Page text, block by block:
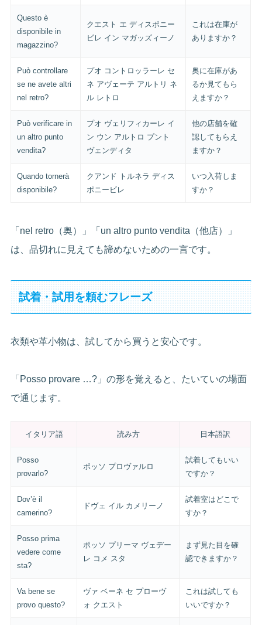
Questo è
disponibile in
magazzino?
クエスト エ ディスポニー
ビレ イン マガッズィーノ
これは在庫が
ありますか？
Può controllare
se ne avete altri
nel retro?
プオ コントロッラーレ セ
ネ アヴェーテ アルトリ ネ
ル レトロ
奥に在庫があ
るか見てもら
えますか？
Può verificare in
un altro punto
vendita?
プオ ヴェリフィカーレ イ
ン ウン アルトロ プント
ヴェンディタ
他の店舗を確
認してもらえ
ますか？
Quando tornerà
disponibile?
クアンド トルネラ ディス
ポニービレ
いつ入荷しま
すか？
「nel retro（奥）」「un altro punto vendita（他店）」
は、品切れに見えても諦めないための一言です。
試着・試用を頼むフレーズ
衣類や革小物は、試してから買うと安心です。
「Posso provare …?」の形を覚えると、たいていの場面
で通じます。
イタリア語 読み方 日本語訳
Posso
provarlo?
ポッソ プロヴァルロ
試着してもいい
ですか？
Dov’è il
camerino?
ドヴェ イル カメリーノ
試着室はどこで
すか？
Posso prima
vedere come
sta?
ポッソ プリーマ ヴェデー
レ コメ スタ
まず見た目を確
認できますか？
Va bene se
provo questo?
ヴァ ベーネ セ プローヴ
ォ クエスト
これは試しても
いいですか？